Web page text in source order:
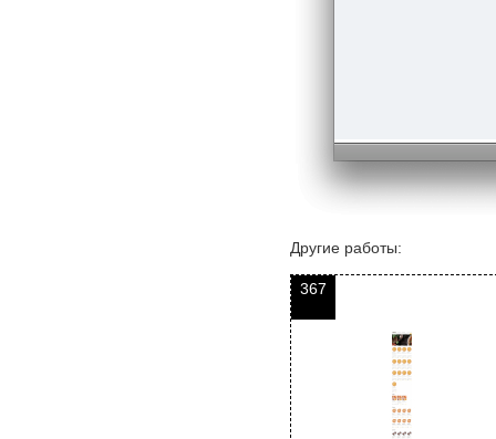
Другие работы:
367